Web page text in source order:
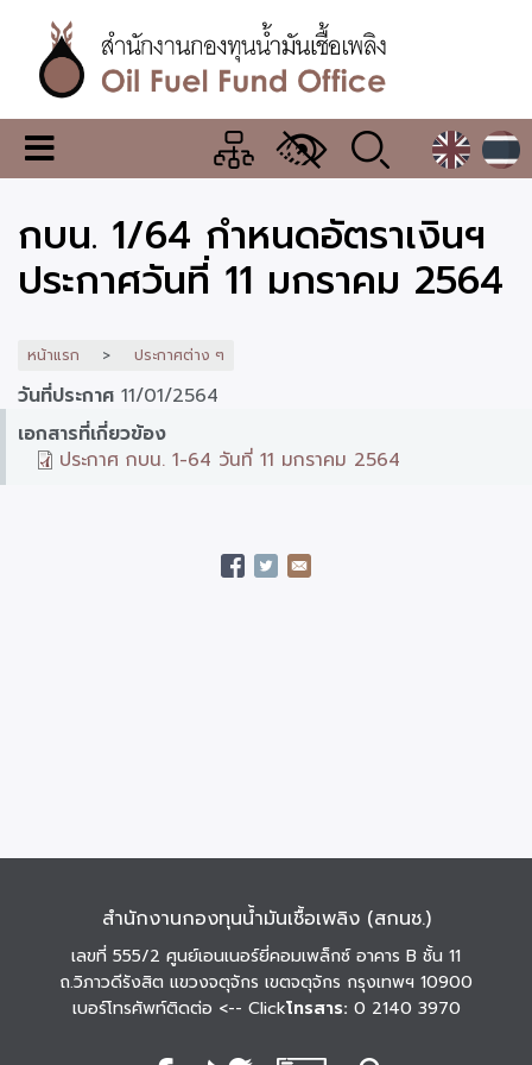
เนื้อหา
หลักสำนักงาน
กองทุน
น้ำมัน
เชื้อ
เมนู
เปลี่ยน
แสดง
ผล
กบน. 1/64 กำหนดอัตราเงินฯ
ประกาศวันที่ 11 มกราคม 2564
หน้าแรก ประกาศต่าง ๆ
วันที่ประกาศ 11/01/2564
เอกสารที่เกี่ยวข้อง
ประกาศ กบน. 1-64 วันที่ 11 มกราคม 2564
สำนักงานกองทุนน้ำมันเชื้อเพลิง (สกนช.)
เลขที่ 555/2 ศูนย์เอนเนอร์ยี่คอมเพล็กซ์ อาคาร B ชั้น 11
ถ.วิภาวดีรังสิต แขวงจตุจักร เขตจตุจักร กรุงเทพฯ 10900
เบอร์โทรศัพท์ติดต่อ <-- Clickโทรสาร: 0 2140 3970